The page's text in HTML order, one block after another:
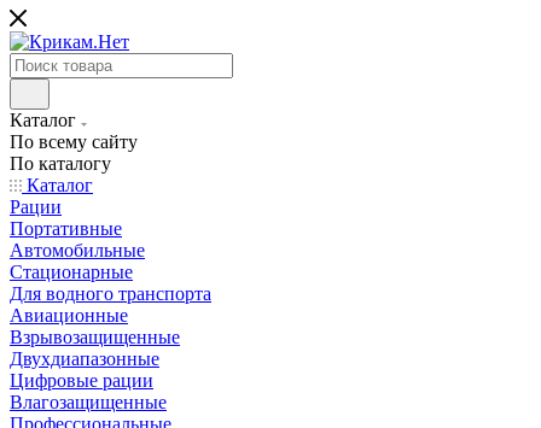
Каталог
По всему сайту
По каталогу
Каталог
Рации
Портативные
Автомобильные
Стационарные
Для водного транспорта
Авиационные
Взрывозащищенные
Двухдиапазонные
Цифровые рации
Влагозащищенные
Профессиональные